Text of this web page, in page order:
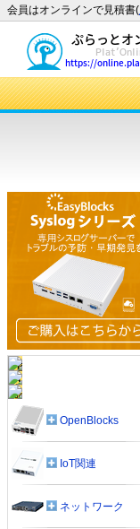
会員はオンラインで見積書(
OpenBlocks
IoT関連
ネットワーク